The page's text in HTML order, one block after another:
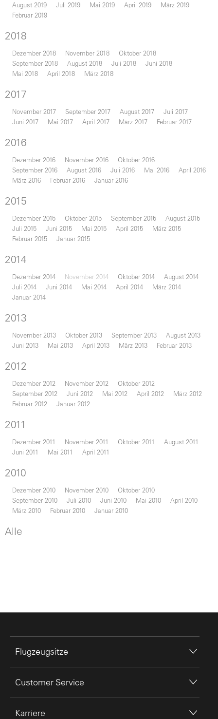
August 2019 Juli 2019 Mai 2019 April 2019
März 2019
Februar 2019
2018
Dezember 2018 November 2018
Oktober 2018
September 2018
August 2018 Juli 2018
Juni 2018
Mai 2018
April 2018 März 2018
2017
November 2017 September 2017 August 2017
Juli 2017
Juni 2017
Mai 2017 April 2017 März 2017 Februar 2017
2016
Dezember 2016 November 2016
Oktober 2016
September 2016
August 2016 Juli 2016 Mai 2016
April 2016
März 2016
Februar 2016 Januar 2016
2015
Dezember 2015 Oktober 2015 September 2015
August 2015
Juli 2015
Juni 2015 Mai 2015 April 2015
März 2015
Februar 2015
Januar 2015
2014
Dezember 2014 November 2014 Oktober 2014
August 2014
Juli 2014
Juni 2014 Mai 2014 April 2014
März 2014
Januar 2014
2013
November 2013 Oktober 2013 September 2013
August 2013
Juni 2013
Mai 2013 April 2013 März 2013 Februar 2013
2012
Dezember 2012 November 2012
Oktober 2012
September 2012
Juni 2012 Mai 2012 April 2012
März 2012
Februar 2012
Januar 2012
2011
Dezember 2011 November 2011 Oktober 2011
August 2011
Juni 2011
Mai 2011 April 2011
2010
Dezember 2010 November 2010
Oktober 2010
September 2010
Juli 2010 Juni 2010 Mai 2010
April 2010
März 2010
Februar 2010 Januar 2010
Alle
Flugzeugsitze
Customer Service
Karriere